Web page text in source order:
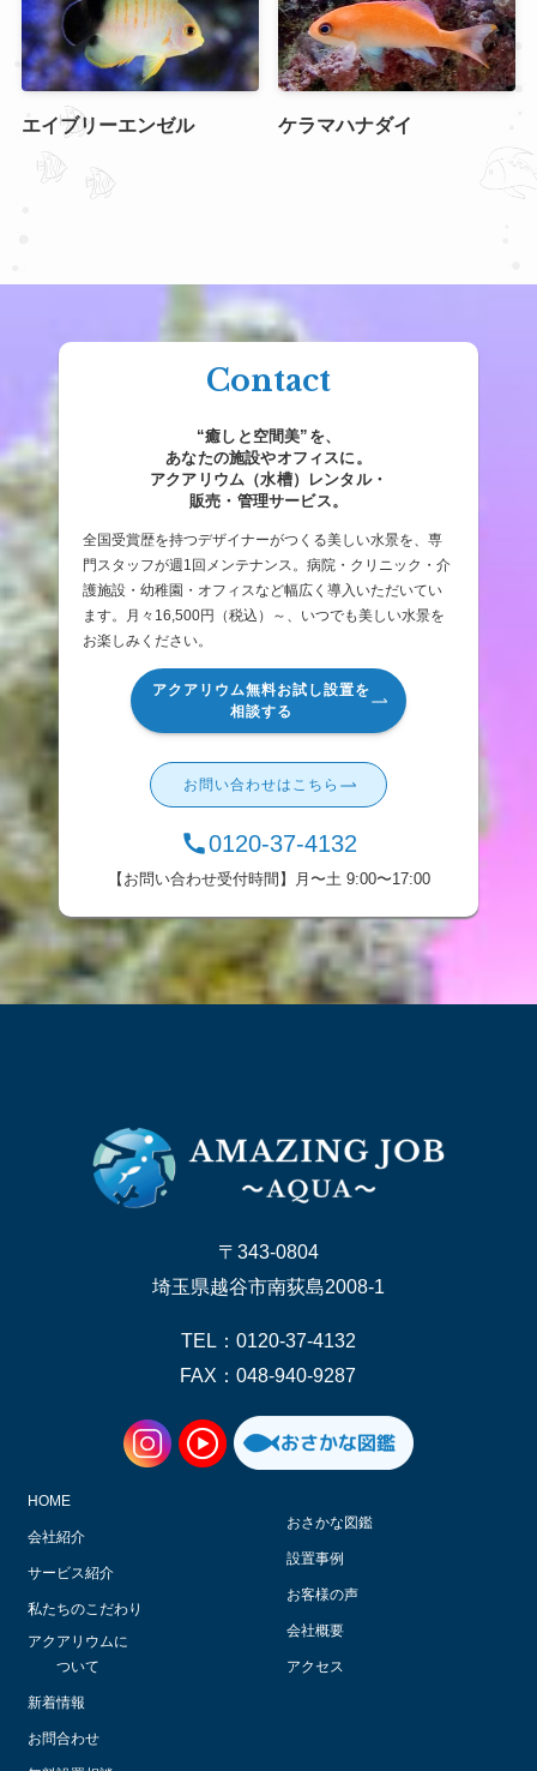
エイブリーエンゼル ケラマハナダイ
Contact
“癒しと空間美”を、
あなたの施設やオフィスに。
アクアリウム（水槽）レンタル・
販売・管理サービス。
全国受賞歴を持つデザイナーがつくる美しい水景を、専
門スタッフが週1回メンテナンス。病院・クリニック・介
護施設・幼稚園・オフィスなど幅広く導入いただいてい
ます。月々16,500円（税込）～、いつでも美しい水景を
お楽しみください。
アクアリウム無料お試し設置を
相談する
お問い合わせはこちら
0120-37-4132
【お問い合わせ受付時間】月〜土 9:00〜17:00
〒343-0804
埼玉県越谷市南荻島2008-1
TEL：0120-37-4132
FAX：048-940-9287
HOME
会社紹介
サービス紹介
私たちのこだわり
アクアリウムに
ついて
おさかな図鑑
設置事例
お客様の声
会社概要
アクセス
新着情報
お問合わせ